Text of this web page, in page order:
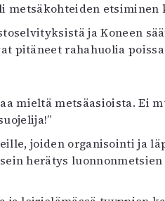
metsäkohteiden etsiminen
ja Koneen
pitäneet rahahuolia
mieltä metsäasioista. Ei
joiden organisointi ja
herätys luonnonmetsien